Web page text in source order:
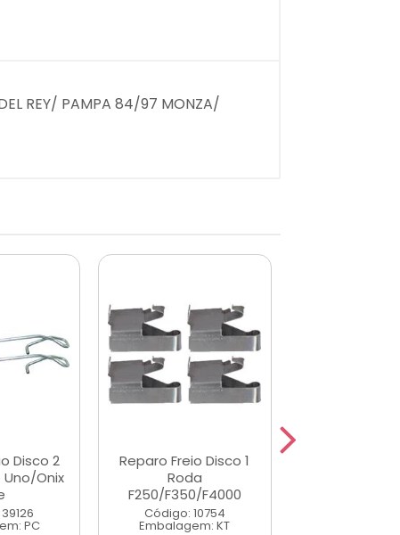
REY/ PAMPA 84/97 MONZA/
Disco 2
Uno/Onix
PC
Reparo Freio Disco 1
Roda
F250/F350/F4000
Código: 10754
Embalagem: KT